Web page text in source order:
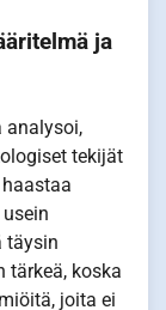
ja
analysoi,
tekijät
täysin
tärkeä, koska
joita ei